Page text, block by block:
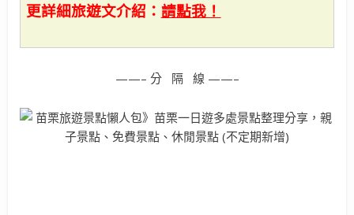
更詳細旅遊文介紹： 請點我！
——– 分 隔 線 ——–